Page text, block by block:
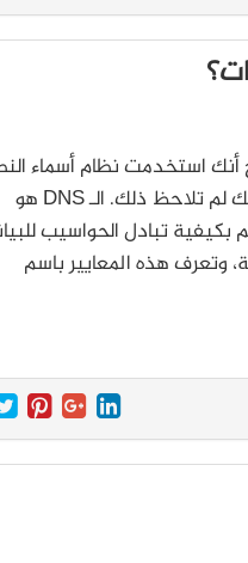
استخدمت نظام أسماء
(Domain Name/System (DNS حتى لو أنك لم تلاحظ ذلك. الـ DNS هو
تبادل الحواسيب
وتعرف هذه المعايير باسم